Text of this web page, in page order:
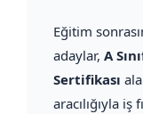
Eğitim
adaylar, A
Sertifikası
aracılığıyla